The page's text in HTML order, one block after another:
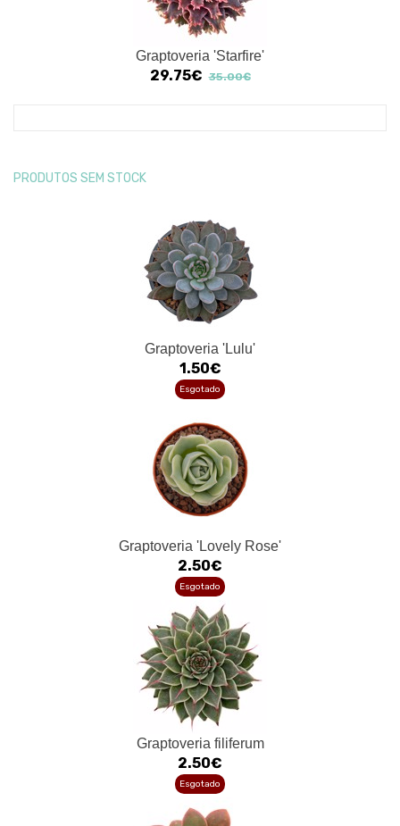
Graptoveria 'Starfire'
29.75€ 35.00€
PRODUTOS SEM STOCK
Graptoveria 'Lulu'
1.50€
Esgotado
Graptoveria 'Lovely Rose'
2.50€
Esgotado
Graptoveria filiferum
2.50€
Esgotado